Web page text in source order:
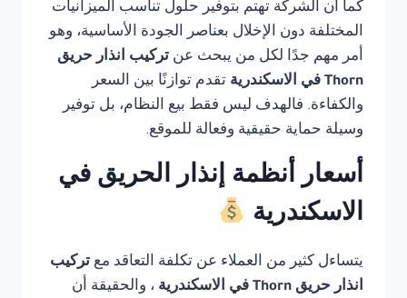
كما أن الشركة تهتم بتوفير حلول تناسب الميزانيات
المختلفة دون الإخلال بعناصر الجودة الأساسية، وهو
أمر مهم جدًا لكل من يبحث عن تركيب انذار حريق
Thorn في الاسكندرية
تقدم توازنًا بين السعر
والكفاءة. فالهدف ليس فقط بيع النظام، بل توفير
وسيلة حماية حقيقية وفعالة للموقع.
أسعار أنظمة إنذار الحريق في
الاسكندرية
يتساءل كثير من العملاء عن تكلفة التعاقد مع تركيب
انذار حريق Thorn في الاسكندرية
، والحقيقة أن